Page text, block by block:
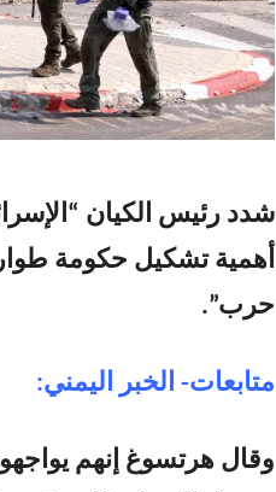
شدد رئيس الكيان
أهمية تشكيل حكومة
حرب”.
متابعات- الخبر اليمني:
وقال هرتسوغ إنهم